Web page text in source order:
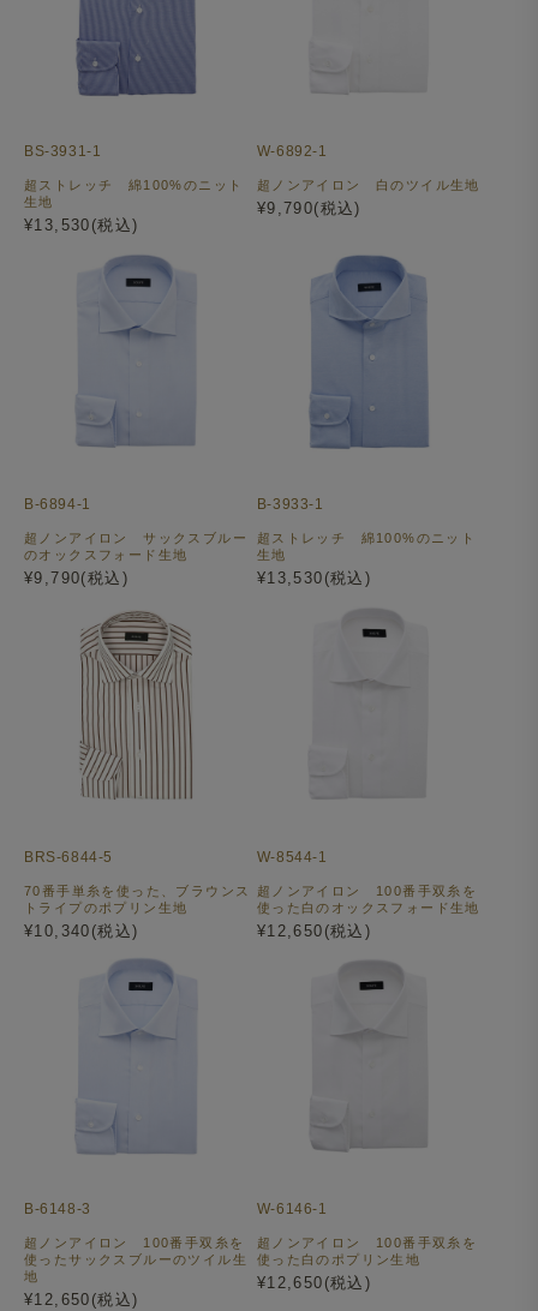
BS-3931-1
超ストレッチ 綿100%のニット
生地
¥13,530(税込)
W-6892-1
超ノンアイロン 白のツイル生地
¥9,790(税込)
B-6894-1
超ノンアイロン サックスブルー
のオックスフォード生地
¥9,790(税込)
B-3933-1
超ストレッチ 綿100%のニット
生地
¥13,530(税込)
BRS-6844-5
70番手単糸を使った、ブラウンス
トライプのポプリン生地
¥10,340(税込)
W-8544-1
超ノンアイロン 100番手双糸を
使った白のオックスフォード生地
¥12,650(税込)
B-6148-3
超ノンアイロン 100番手双糸を
使ったサックスブルーのツイル生
地
¥12,650(税込)
W-6146-1
超ノンアイロン 100番手双糸を
使った白のポプリン生地
¥12,650(税込)